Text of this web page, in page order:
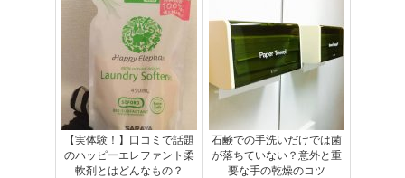
【実体験！】口コミで話題
のハッピーエレファント柔
軟剤とはどんなもの？
石鹸での手洗いだけでは菌
が落ちていない？意外と重
要な手の乾燥のコツ